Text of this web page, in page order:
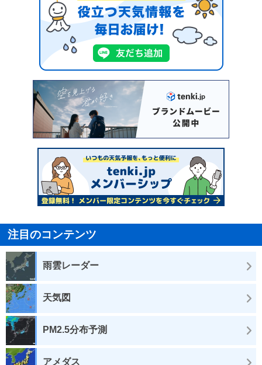
注目のコンテンツ
雨雲レーダー
天気図
PM2.5分布予測
アメダス